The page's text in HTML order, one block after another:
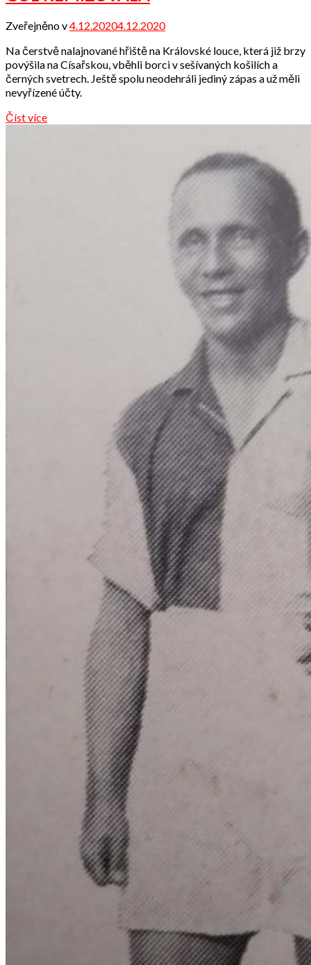
Zveřejněno v4.12.20204.12.2020od
přátel
Na čerstvě nalajnované hřiště na Královské louce, která již brzy
povýšila na Císařskou, vběhli borci v sešívaných košilích a
černých svetrech. Ještě spolu neodehráli jediný zápas a už měli
nevyřízené účty.
Číst více